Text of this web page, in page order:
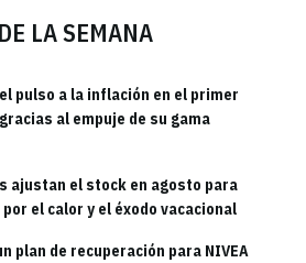
LA SEMANA
pulso a la inflación en el primer
al empuje de su gama
ajustan el stock en agosto para
el calor y el éxodo vacacional
plan de recuperación para NIVEA